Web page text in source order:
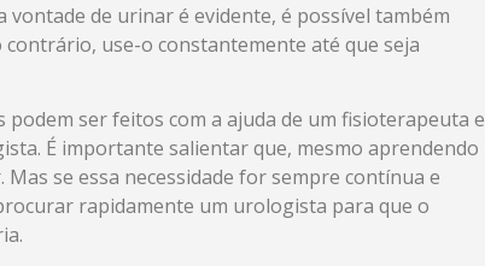
de urinar é evidente, é possível também
use-o constantemente até que seja
ser feitos com a ajuda de um fisioterapeuta e
É importante salientar que, mesmo aprendendo
se essa necessidade for sempre contínua e
rapidamente um urologista para que o